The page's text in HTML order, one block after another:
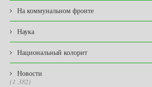
На коммунальном фронте
Наука
Национальный колорит
Новости
(1 382)